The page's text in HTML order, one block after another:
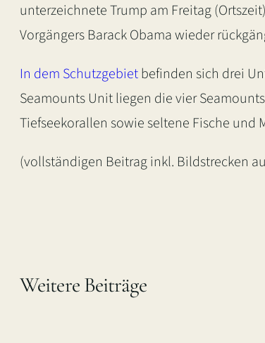
unterzeichnete Trump am Freitag
Vorgängers Barack Obama wieder
In dem Schutzgebietbefinden sich drei
Seamounts Unit liegen die vier
Tiefseekorallen sowie seltene Fische und
(vollständigen Beitrag inkl. Bildstrecken
Weitere Beiträge